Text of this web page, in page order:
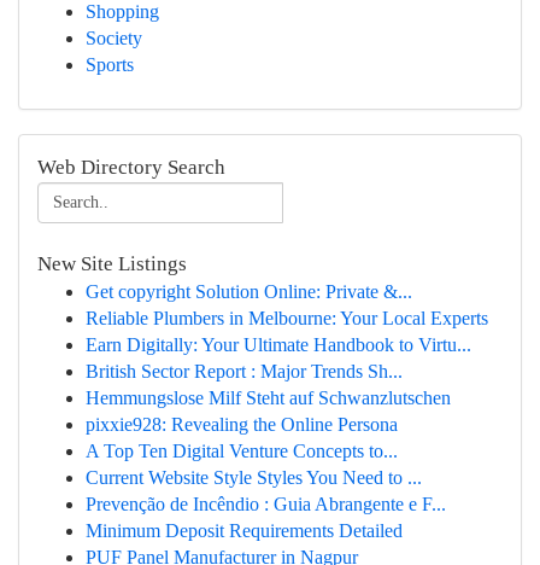
Shopping
Society
Sports
Web Directory Search
New Site Listings
Get copyright Solution Online: Private &...
Reliable Plumbers in Melbourne: Your Local Experts
Earn Digitally: Your Ultimate Handbook to Virtu...
British Sector Report : Major Trends Sh...
Hemmungslose Milf Steht auf Schwanzlutschen
pixxie928: Revealing the Online Persona
A Top Ten Digital Venture Concepts to...
Current Website Style Styles You Need to ...
Prevenção de Incêndio : Guia Abrangente e F...
Minimum Deposit Requirements Detailed
PUF Panel Manufacturer in Nagpur